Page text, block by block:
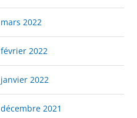
mars 2022
février 2022
janvier 2022
décembre 2021